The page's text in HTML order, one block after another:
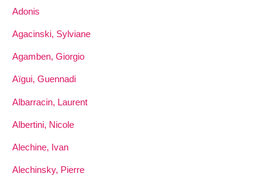
Adonis
Agacinski, Sylviane
Agamben, Giorgio
Aïgui, Guennadi
Albarracin, Laurent
Albertini, Nicole
Alechine, Ivan
Alechinsky, Pierre